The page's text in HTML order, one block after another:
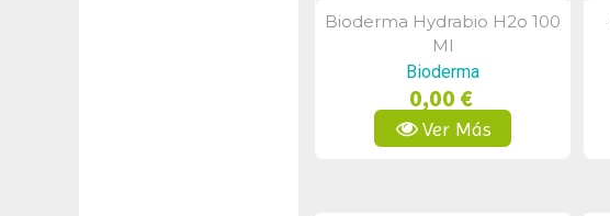
Vista Rápida
Bioderma Hydrabio H2o 100
Ml
Bioderma
0,00 €
Ver Más